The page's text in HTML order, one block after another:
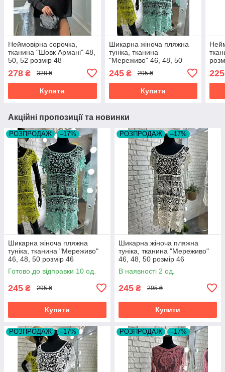
Неймовірна сорочка,
тканина "Шовк Армані" 48,
50, 52 розмір 48
278 ₴ 328 ₴
Купити
Шикарна жіноча пляжна
туніка, тканина
"Мереживо" 46, 48, 50
245₴ 295 ₴
Купити
225
Акційні пропозиції та новинки
РОЗПРОДАЖ –17%
Шикарна жіноча пляжна
туніка, тканина "Мереживо"
46, 48, 50 розмір 46
Готово до відправки 10 од.
245 ₴ 295 ₴
Купити
РОЗПРОДАЖ –17%
Шикарна жіноча пляжна
туніка, тканина "Мереживо"
46, 48, 50 розмір 46
В наявності 2 од.
245 ₴ 295 ₴
Купити
РОЗПРОДАЖ –17% РОЗПРОДАЖ –17%